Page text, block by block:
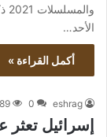
الأحد…
أكمل القراءة »
eshrag
0
89
إسرائيل